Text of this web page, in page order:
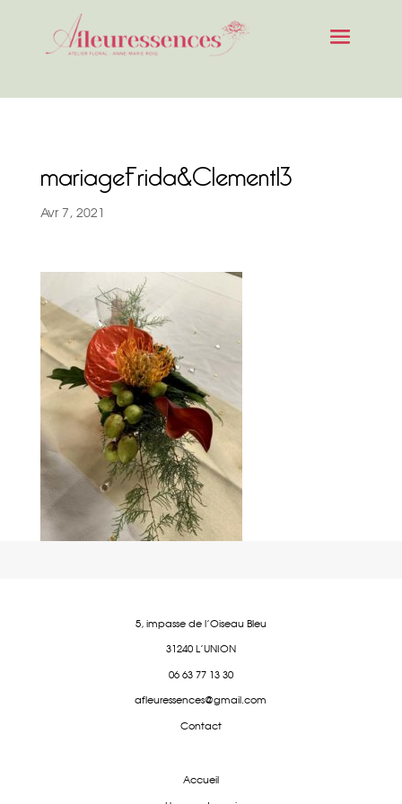
mariageFrida&Clement13
Avr 7, 2021
5, impasse de l'Oiseau Bleu
31240 L'UNION
06 63 77 13 30
afleuressences@gmail.com
Contact
Accueil